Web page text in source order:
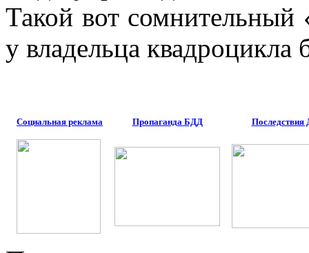
Такой вот сомнительный
у владельца
Социальная реклама Пропаганда БДД